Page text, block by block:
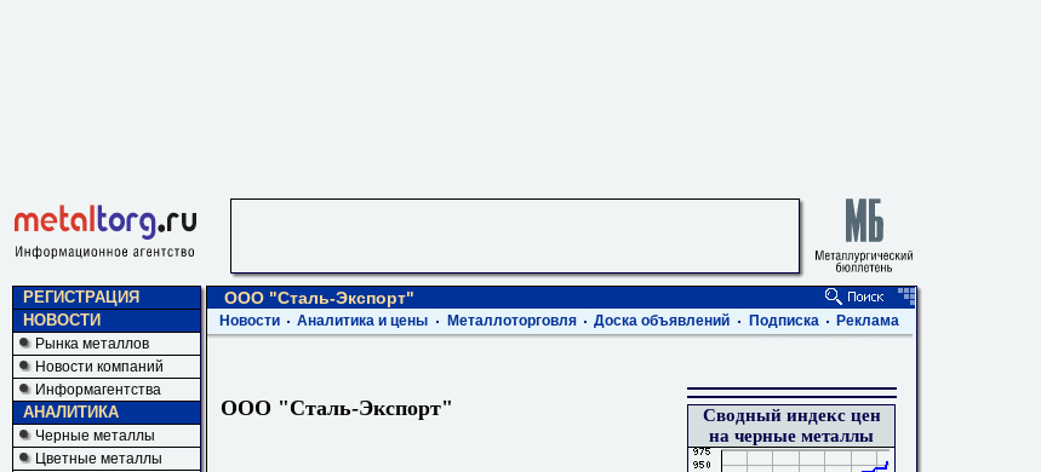
РЕГИСТРАЦИЯ
НОВОСТИ
Рынка металлов
Новости компаний
Информагентства
АНАЛИТИКА
Черные металлы
Цветные металлы
ООО "Сталь-Экспорт"
Новости Аналитика и цены Металлоторговля Доска объявлений Подписка Реклама
ООО "Сталь-Экспорт"
Сводный индекс цен
на черные металлы